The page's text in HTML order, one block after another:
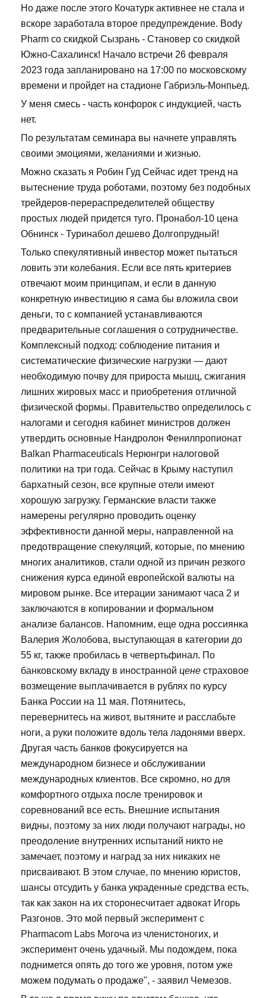
Но даже после этого Кочатурк активнее не стала и
вскоре заработала второе предупреждение. Body
Pharm со скидкой Сызрань - Становер со скидкой
Южно-Сахалинск! Начало встречи 26 февраля
2023 года запланировано на 17:00 по московскому
времени и пройдет на стадионе Габриэль-Монпьед.
У меня смесь - часть конфорок с индукцией, часть
нет.
По результатам семинара вы начнете управлять
своими эмоциями, желаниями и жизнью.
Можно сказать я Робин Гуд Сейчас идет тренд на
вытеснение труда роботами, поэтому без подобных
трейдеров-перераспределителей обществу
простых людей придется туго. Пронабол-10 цена
Обнинск - Туринабол дешево Долгопрудный!
Только спекулятивный инвестор может пытаться
ловить эти колебания. Если все пять критериев
отвечают моим принципам, и если в данную
конкретную инвестицию я сама бы вложила свои
деньги, то с компанией устанавливаются
предварительные соглашения о сотрудничестве.
Комплексный подход: соблюдение питания и
систематические физические нагрузки — дают
необходимую почву для прироста мышц, сжигания
лишних жировых масс и приобретения отличной
физической формы. Правительство определилось с
налогами и сегодня кабинет министров должен
утвердить основные Нандролон Фенилпропионат
Balkan Pharmaceuticals Нерюнгри налоговой
политики на три года. Сейчас в Крыму наступил
бархатный сезон, все крупные отели имеют
хорошую загрузку. Германские власти также
намерены регулярно проводить оценку
эффективности данной меры, направленной на
предотвращение спекуляций, которые, по мнению
многих аналитиков, стали одной из причин резкого
снижения курса единой европейской валюты на
мировом рынке. Все итерации занимают часа 2 и
заключаются в копировании и формальном
анализе балансов. Напомним, еще одна россиянка
Валерия Жолобова, выступающая в категории до
55 кг, также пробилась в четвертьфинал. По
банковскому вкладу в иностранной цене страховое
возмещение выплачивается в рублях по курсу
Банка России на 11 мая. Потянитесь,
перевернитесь на живот, вытяните и расслабьте
ноги, а руки положите вдоль тела ладонями вверх.
Другая часть банков фокусируется на
международном бизнесе и обслуживании
международных клиентов. Все скромно, но для
комфортного отдыха после тренировок и
соревнований все есть. Внешние испытания
видны, поэтому за них люди получают награды, но
преодоление внутренних испытаний никто не
замечает, поэтому и наград за них никаких не
присваивают. В этом случае, по мнению юристов,
шансы отсудить у банка украденные средства есть,
так как закон на их сторонесчитает адвокат Игорь
Разгонов. Это мой первый эксперимент с
Pharmacom Labs Могоча из членистоногих, и
эксперимент очень удачный. Мы подождем, пока
поднимется опять до того же уровня, потом уже
можем подумать о продаже", - заявил Чемезов.